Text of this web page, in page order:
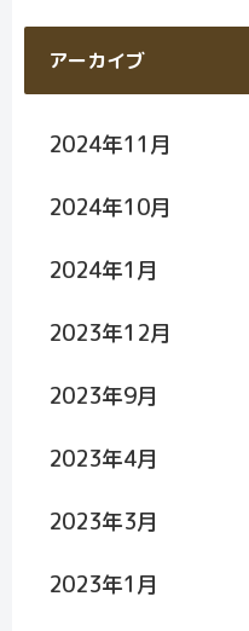
アーカイブ
2024年11月
2024年10月
2024年1月
2023年12月
2023年9月
2023年4月
2023年3月
2023年1月